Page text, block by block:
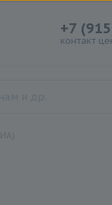
+7
контакт